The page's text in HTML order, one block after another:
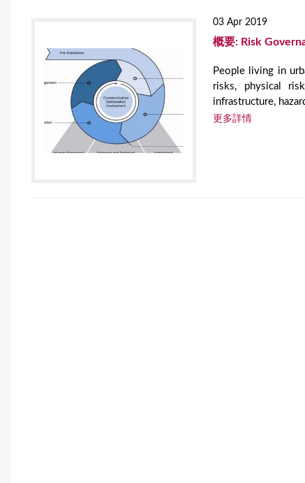
03 Apr 2019
概要: Risk
People living in
risks, physical
infrastructure,
更多詳情